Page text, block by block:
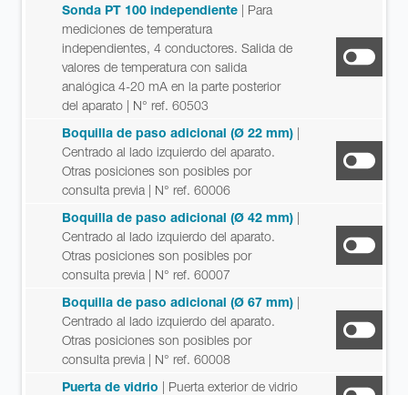
Sonda PT 100 independiente | Para
mediciones de temperatura
independientes, 4 conductores. Salida de
valores de temperatura con salida
analógica 4-20 mA en la parte posterior
del aparato | N° ref. 60503
Boquilla de paso adicional (Ø 22 mm) |
Centrado al lado izquierdo del aparato.
Otras posiciones son posibles por
consulta previa | N° ref. 60006
Boquilla de paso adicional (Ø 42 mm) |
Centrado al lado izquierdo del aparato.
Otras posiciones son posibles por
consulta previa | N° ref. 60007
Boquilla de paso adicional (Ø 67 mm) |
Centrado al lado izquierdo del aparato.
Otras posiciones son posibles por
consulta previa | N° ref. 60008
Puerta de vidrio | Puerta exterior de vidrio